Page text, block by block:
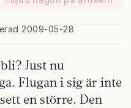
2009-05-28
Just nu
Flugan i sig är inte
en större. Den